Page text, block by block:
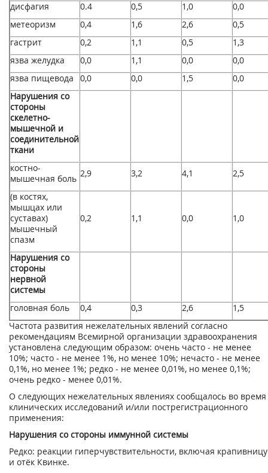
дисфагия
0.4 0,5 1,0
0,0
метеоризм
0,4 1,6 2,6
0,5
гастрит
0,2 1,1 0,5
1,3
язва желудка
0,0 1,1 0,0
0,0
язва пищевода
0,0 0,0 1,5
0,0
Нарушения со
стороны
скелетно-
мышечной и
соединительной
ткани
костно-
мышечная боль 2,9 3,2 4,1 2,5
(в костях,
мышцах или
суставах)
мышечный
спазм
0,2 1,1 0,0 1,0
Нарушения со
стороны
нервной
системы
головная боль
0,4 0,3 2,6
1,5
Частота развития нежелательных явлений согласно
рекомендациям Всемирной организации здравоохранения
установлена следующим образом: очень часто - не менее
10%; часто - не менее 1%, но менее 10%; нечасто - не менее
0,1%, но менее 1%; редко - не менее 0,01%, но менее 0,1%;
очень редко - менее 0,01%.
О следующих нежелательных явлениях сообщалось во время
клинических исследований и/или пострегистрационного
применения:
Нарушения со стороны иммунной системы
Редко: реакции гиперчувствительности, включая крапивницу
и отёк Квинке.